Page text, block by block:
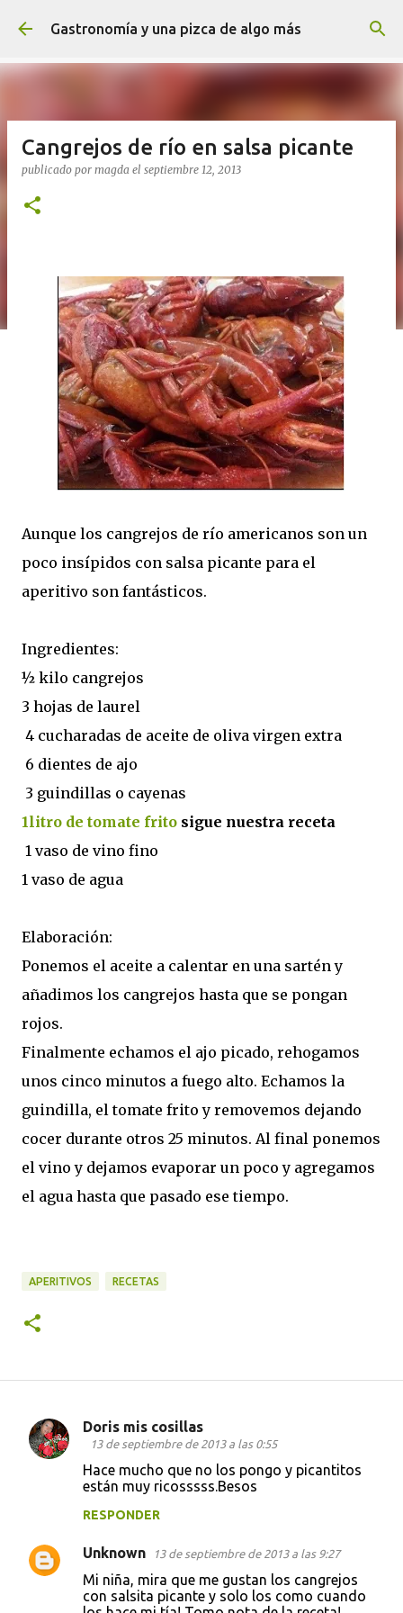
Ir al contenido principal
Gastronomía y una pizca de algo más
Cangrejos de río en salsa picante
publicado por magda el septiembre 12, 2013
Aunque los cangrejos de río americanos son un
poco insípidos con salsa picante para el
aperitivo son fantásticos.
Ingredientes:
½ kilo cangrejos
3 hojas de laurel
4 cucharadas de aceite de oliva virgen extra
6 dientes de ajo
3 guindillas o cayenas
1litro de tomate frito sigue nuestra receta
1 vaso de vino fino
1 vaso de agua
Elaboración:
Ponemos el aceite a calentar en una sartén y
añadimos los cangrejos hasta que se pongan
rojos.
Finalmente echamos el ajo picado, rehogamos
unos cinco minutos a fuego alto. Echamos la
guindilla, el tomate frito y removemos dejando
cocer durante otros 25 minutos. Al final ponemos
el vino y dejamos evaporar un poco y agregamos
el agua hasta que pasado ese tiempo.
APERITIVOS RECETAS
C
t
Doris mis cosillas
13 de septiembre de 2013 a las 0:55
Hace mucho que no los pongo y picantitos
están muy ricosssss.Besos
RESPONDER
Unknown 13 de septiembre de 2013 a las 9:27
Mi niña, mira que me gustan los cangrejos
con salsita picante y solo los como cuando